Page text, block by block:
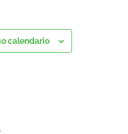
calendario